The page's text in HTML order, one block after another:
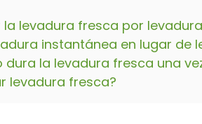
la levadura fresca por
instantánea en lugar de
dura la levadura fresca una
levadura fresca?